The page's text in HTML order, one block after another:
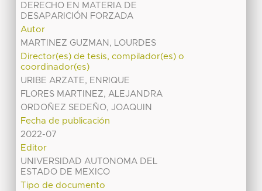
DERECHO EN MATERIA DE
DESAPARICIÓN FORZADA
Autor
MARTINEZ GUZMAN, LOURDES
Director(es) de tesis, compilador(es) o
coordinador(es)
URIBE ARZATE, ENRIQUE
FLORES MARTINEZ, ALEJANDRA
ORDOÑEZ SEDEÑO, JOAQUIN
Fecha de publicación
2022-07
Editor
UNIVERSIDAD AUTONOMA DEL
ESTADO DE MEXICO
Tipo de documento